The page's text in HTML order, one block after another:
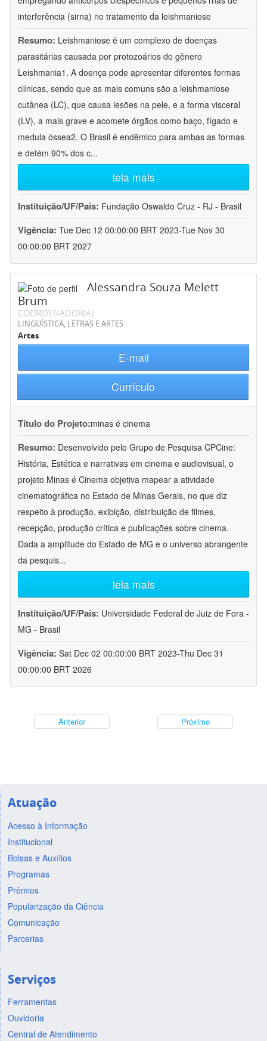
interferência (sirna) no tratamento da leishmaniose
Resumo: Leishmaniose é um complexo de doenças
parasitárias causada por protozoários do gênero
Leishmania1. A doença pode apresentar diferentes formas
clínicas, sendo que as mais comuns são a leishmaniose
cutânea (LC), que causa lesões na pele, e a forma visceral
(LV), a mais grave e acomete órgãos como baço, fígado e
medula óssea2. O Brasil é endêmico para ambas as formas
e detém 90% dos c...
leia mais
Instituição/UF/País: Fundação Oswaldo Cruz - RJ - Brasil
Vigência: Tue Dec 12 00:00:00 BRT 2023-Tue Nov 30
00:00:00 BRT 2027
Alessandra Souza Melett
Brum
COORDENADOR(A)
LINGÜÍSTICA, LETRAS E ARTES
Artes
E-mail
Currículo
Título do Projeto:minas é cinema
Resumo: Desenvolvido pelo Grupo de Pesquisa CPCine:
História, Estética e narrativas em cinema e audiovisual, o
projeto Minas é Cinema objetiva mapear a atividade
cinematográfica no Estado de Minas Gerais, no que diz
respeito à produção, exibição, distribuição de filmes,
recepção, produção crítica e publicações sobre cinema.
Dada a amplitude do Estado de MG e o universo abrangente
da pesquis...
leia mais
Instituição/UF/País: Universidade Federal de Juiz de Fora -
MG - Brasil
Vigência: Sat Dec 02 00:00:00 BRT 2023-Thu Dec 31
00:00:00 BRT 2026
Anterior Próximo
Atuação
Acesso à Informação
Institucional
Bolsas e Auxílios
Programas
Prêmios
Popularização da Ciência
Comunicação
Parcerias
Serviços
Ferramentas
Ouvidoria
Central de Atendimento